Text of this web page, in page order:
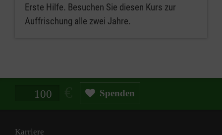
Erste Hilfe. Besuchen Sie diesen Kurs zur
Auffrischung alle zwei Jahre.
Spendenbetrag in Euro Spenden
Karriere